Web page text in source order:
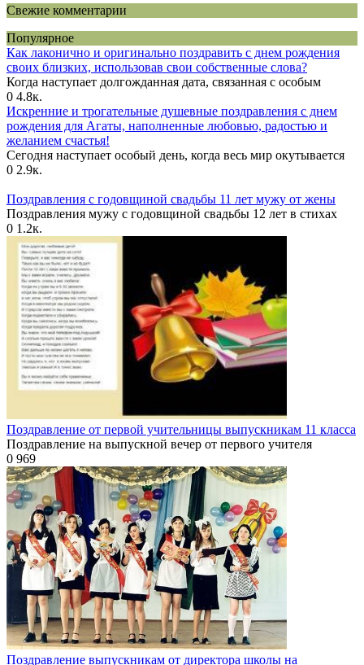
Свежие комментарии
Популярное
Как лаконично и оригинально поздравить с днем рождения
своих близких, использовав свои собственные слова?
Когда наступает долгожданная дата, связанная с особым
0 4.8к.
Искренние и трогательные душевные поздравления с днем
рождения для Агаты, наполненные любовью, радостью и
желанием счастья!
Сегодня наступает особый день, когда весь мир окутывается
0 2.9к.
Поздравления с годовщиной свадьбы 11 лет мужу от жены
Поздравления мужу с годовщиной свадьбы 12 лет в стихах
0 1.2к.
Поздравление от первой учительницы выпускникам 11 класса
Поздравление на выпускной вечер от первого учителя
0 969
Поздравление выпускникам от директора школы на